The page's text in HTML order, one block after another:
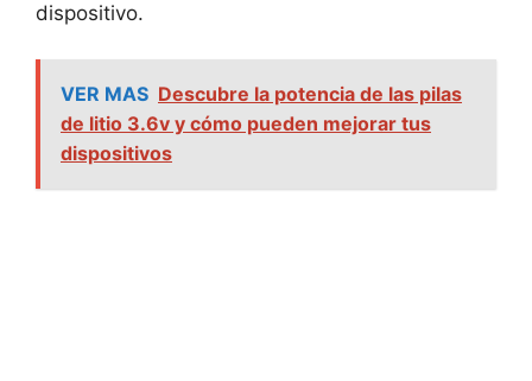
dispositivo.
VER MAS Descubre la potencia de las pilas
de litio 3.6v y cómo pueden mejorar tus
dispositivos